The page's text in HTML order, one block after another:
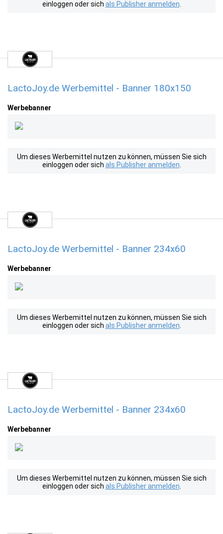
einloggen oder sich als Publisher anmelden
LactoJoy.de Werbemittel - Banner 180x150
Werbebanner
Um dieses Werbemittel nutzen zu können, müssen Sie sich
einloggen oder sich als Publisher anmelden
LactoJoy.de Werbemittel - Banner 234x60
Werbebanner
Um dieses Werbemittel nutzen zu können, müssen Sie sich
einloggen oder sich als Publisher anmelden
LactoJoy.de Werbemittel - Banner 234x60
Werbebanner
Um dieses Werbemittel nutzen zu können, müssen Sie sich
einloggen oder sich als Publisher anmelden